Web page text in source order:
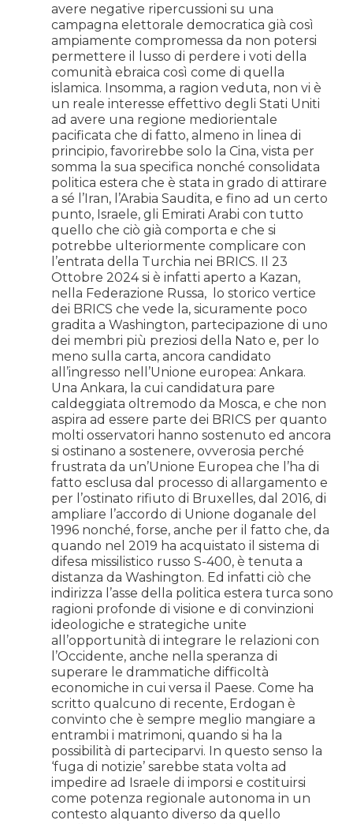
avere negative ripercussioni su una
campagna elettorale democratica già così
ampiamente compromessa da non potersi
permettere il lusso di perdere i voti della
comunità ebraica così come di quella
islamica. Insomma, a ragion veduta, non vi è
un reale interesse effettivo degli Stati Uniti
ad avere una regione mediorientale
pacificata che di fatto, almeno in linea di
principio, favorirebbe solo la Cina, vista per
somma la sua specifica nonché consolidata
politica estera che è stata in grado di attirare
a sé l’Iran, l’Arabia Saudita, e fino ad un certo
punto, Israele, gli Emirati Arabi con tutto
quello che ciò già comporta e che si
potrebbe ulteriormente complicare con
l’entrata della Turchia nei BRICS. Il 23
Ottobre 2024 si è infatti aperto a Kazan,
nella Federazione Russa, lo storico vertice
dei BRICS che vede la, sicuramente poco
gradita a Washington, partecipazione di uno
dei membri più preziosi della Nato e, per lo
meno sulla carta, ancora candidato
all’ingresso nell’Unione europea: Ankara.
Una Ankara, la cui candidatura pare
caldeggiata oltremodo da Mosca, e che non
aspira ad essere parte dei BRICS per quanto
molti osservatori hanno sostenuto ed ancora
si ostinano a sostenere, ovverosia perché
frustrata da un’Unione Europea che l’ha di
fatto esclusa dal processo di allargamento e
per l’ostinato rifiuto di Bruxelles, dal 2016, di
ampliare l’accordo di Unione doganale del
1996 nonché, forse, anche per il fatto che, da
quando nel 2019 ha acquistato il sistema di
difesa missilistico russo S-400, è tenuta a
distanza da Washington. Ed infatti ciò che
indirizza l’asse della politica estera turca sono
ragioni profonde di visione e di convinzioni
ideologiche e strategiche unite
all’opportunità di integrare le relazioni con
l’Occidente, anche nella speranza di
superare le drammatiche difficoltà
economiche in cui versa il Paese. Come ha
scritto qualcuno di recente, Erdogan è
convinto che è sempre meglio mangiare a
entrambi i matrimoni, quando si ha la
possibilità di parteciparvi. In questo senso la
‘fuga di notizie’ sarebbe stata volta ad
impedire ad Israele di imporsi e costituirsi
come potenza regionale autonoma in un
contesto alquanto diverso da quello